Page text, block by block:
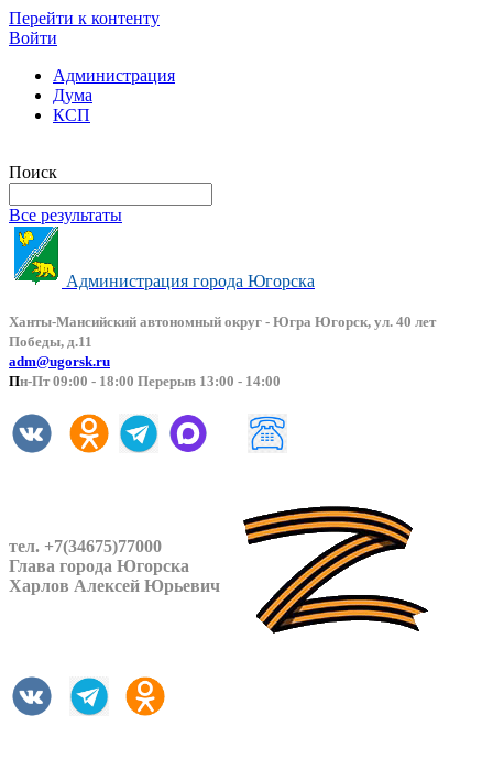
Перейти к контенту
Войти
Администрация
Дума
КСП
Поиск
Все результаты
Администрация города Югорска
Ханты-Мансийский автономный округ - Югра Югорск, ул. 40 лет
Победы, д.11
adm@ugorsk.ru
Пн-Пт 09:00 - 18:00 Перерыв 13:00 - 14:00
тел. +7(34675)77000
Глава города Югорска
Харлов Алексей Юрьевич